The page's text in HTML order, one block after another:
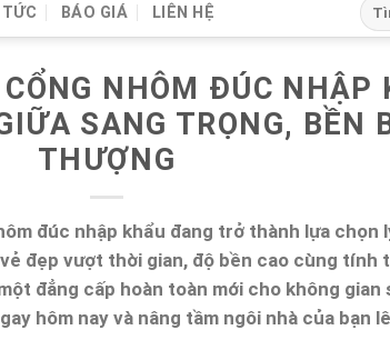
BÁO GIÁ LIÊN HỆ
NHÔM ĐÚC NHẬP
SANG TRỌNG, BỀN
THƯỢNG
đúc nhập khẩu đang trở thành lựa chọn
đẹp vượt thời gian, độ bền cao cùng tính
đẳng cấp hoàn toàn mới cho không gian
hôm nay và nâng tầm ngôi nhà của bạn